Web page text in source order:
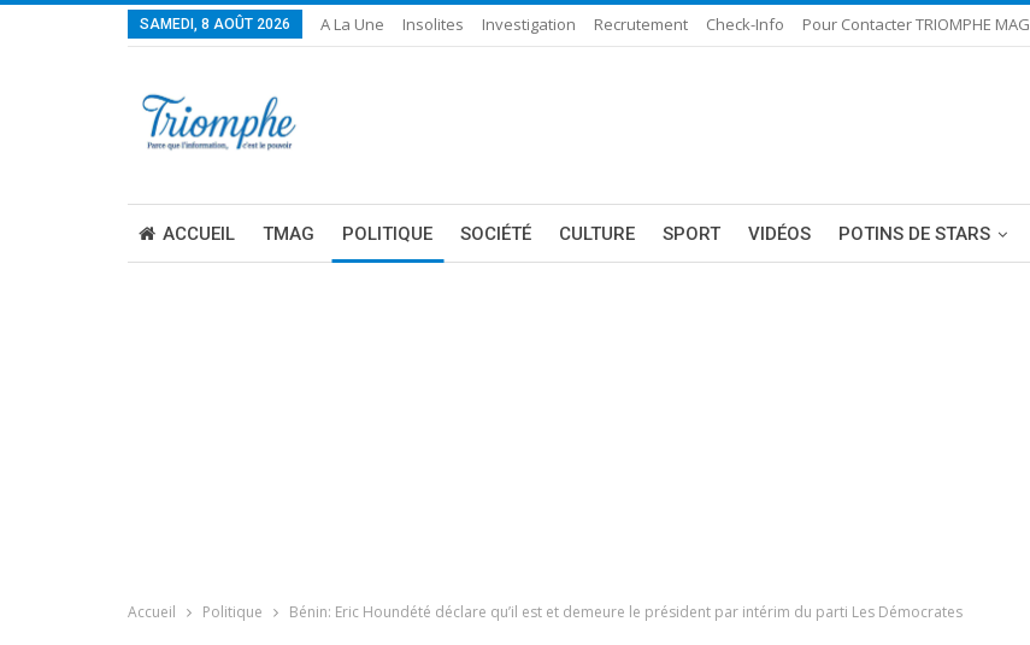
SAMEDI, 8 AOÛT 2026 A La Une Insolites Investigation Recrutement Check-Info Pour Contacter TRIOMPHE MAG
ACCUEIL TMAG POLITIQUE SOCIÉTÉ CULTURE SPORT VIDÉOS POTINS DE STARS
Accueil Politique Bénin: Eric Houndété déclare qu’il est et demeure le président par intérim du parti Les Démocrates